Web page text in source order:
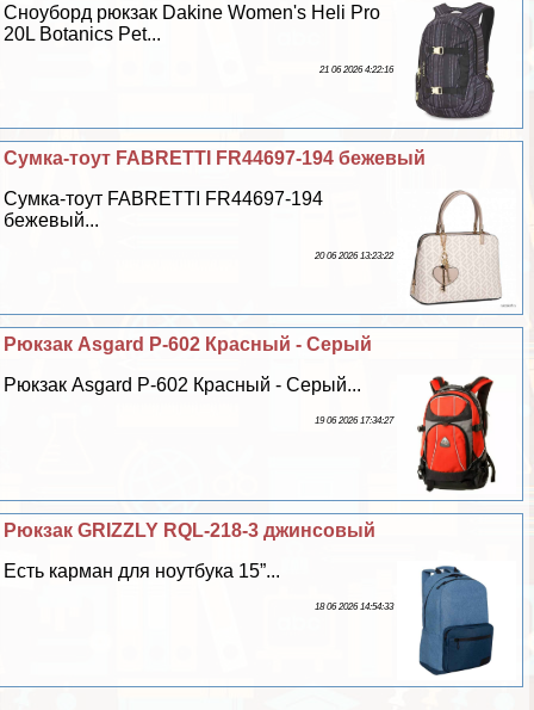
Сноуборд рюкзак Dakine Women's Heli Pro
20L Botanics Pet...
21 06 2026 4:22:16
Сумка-тоут FABRETTI FR44697-194 бежевый
Сумка-тоут FABRETTI FR44697-194
бежевый...
20 06 2026 13:23:22
Рюкзак Asgard Р-602 Красный - Серый
Рюкзак Asgard Р-602 Красный - Серый...
19 06 2026 17:34:27
Рюкзак GRIZZLY RQL-218-3 джинсовый
Есть карман для ноутбука 15”...
18 06 2026 14:54:33